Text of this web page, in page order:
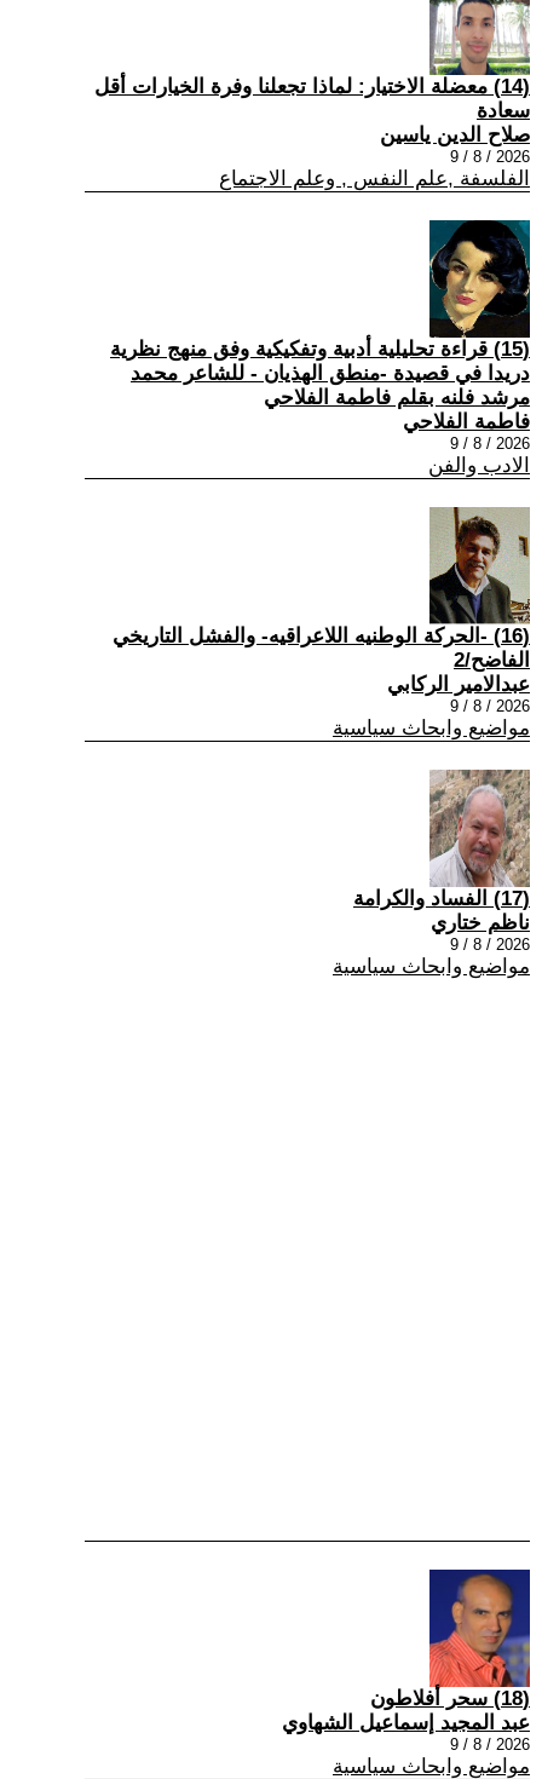
(14) معضلة الاختيار: لماذا تجعلنا وفرة الخيارات أقل
سعادة
صلاح الدين ياسين
2026 / 8 / 9
الفلسفة ,علم النفس , وعلم الاجتماع
(15) قراءة تحليلية أدبية وتفكيكية وفق منهج نظرية
دريدا في قصيدة -منطق الهذيان - للشاعر محمد
مرشد فلنه بقلم فاطمة الفلاحي
فاطمة الفلاحي
2026 / 8 / 9
الادب والفن
(16) -الحركة الوطنيه اللاعراقيه- والفشل التاريخي
الفاضح/2
عبدالامير الركابي
2026 / 8 / 9
مواضيع وابحاث سياسية
(17) الفساد والكرامة
ناظم ختاري
2026 / 8 / 9
مواضيع وابحاث سياسية
(18) سحر أفلاطون
عبد المجيد إسماعيل الشهاوي
2026 / 8 / 9
مواضيع وابحاث سياسية